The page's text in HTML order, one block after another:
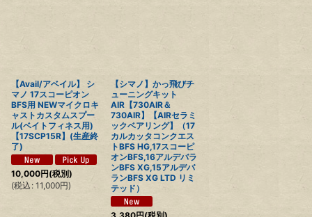
【Avail/アベイル】 シ
マノ 17スコーピオン
BFS用 NEWマイクロキ
ャストカスタムスプー
ル(ベイトフィネス用)
【17SCP15R】(生産終
了)
10,000円(税別)
(税込 : 11,000円)
【シマノ】かっ飛びチ
ューニングキット
AIR【730AIR＆
730AIR】【AIRセラミ
ックベアリング】（17
カルカッタコンクエス
トBFS HG,17スコーピ
オンBFS,16アルデバラ
ンBFS XG,15アルデバ
ランBFS XG LTD リミ
テッド）